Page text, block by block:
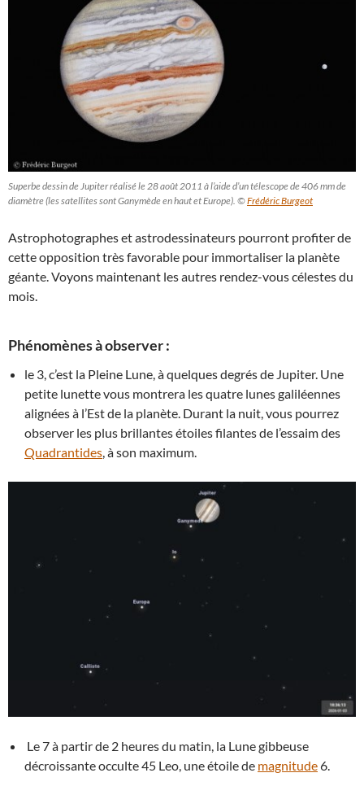
Superbe dessin de Jupiter réalisé le 28 août 2011 à l’aide d’un télescope de 406 mm de
diamètre (les satellites sont Ganymède en haut et Europe). ©Frédéric Burgeot
Astrophotographes et astrodessinateurs pourront profiter de
cette opposition très favorable pour immortaliser la planète
géante. Voyons maintenant les autres rendez-vous célestes du
mois.
Phénomènes à observer :
le 3, c’est la Pleine Lune, à quelques degrés de Jupiter. Une
petite lunette vous montrera les quatre lunes galiléennes
alignées à l’Est de la planète. Durant la nuit, vous pourrez
observer les plus brillantes étoiles filantes de l’essaim des
Quadrantides, à son maximum.
Le 7 à partir de 2 heures du matin, la Lune gibbeuse
décroissante occulte 45 Leo, une étoile de magnitude6.